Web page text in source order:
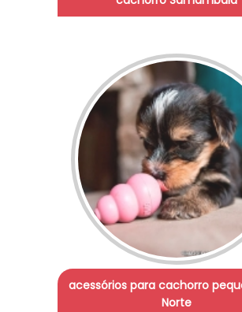
acessórios para cachorro
Norte